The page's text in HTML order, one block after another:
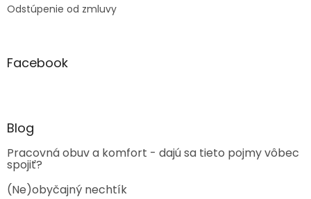
Odstúpenie od zmluvy
Facebook
Blog
Pracovná obuv a komfort - dajú sa tieto pojmy vôbec
spojiť?
(Ne)obyčajný nechtík